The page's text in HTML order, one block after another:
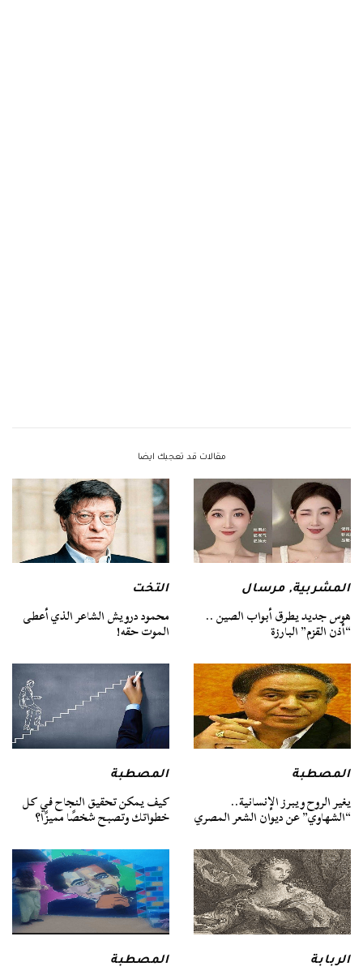
مقالات قد تعجبك ايضا
المشربية,مرسال
هوس جديد يطرق أبواب الصين ..
“أذن القزم” البارزة
التخت
محمود درويش الشاعر الذي أعطى
الموت حقه!
المصطبة
يغير الروح ويبرز الإنسانية..
“الشهاوي” عن ديوان الشعر المصري
المصطبة
كيف يمكن تحقيق النجاح في كل
خطواتك وتصبح شخصًا مميزًا؟
الربابة المصطبة